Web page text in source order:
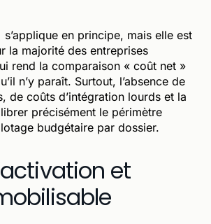
en principe, mais elle est
la majorité des entreprises
rend la comparaison « coût net »
n’y paraît. Surtout, l’absence de
de coûts d’intégration lourds et la
précisément le périmètre
budgétaire par dossier.
et